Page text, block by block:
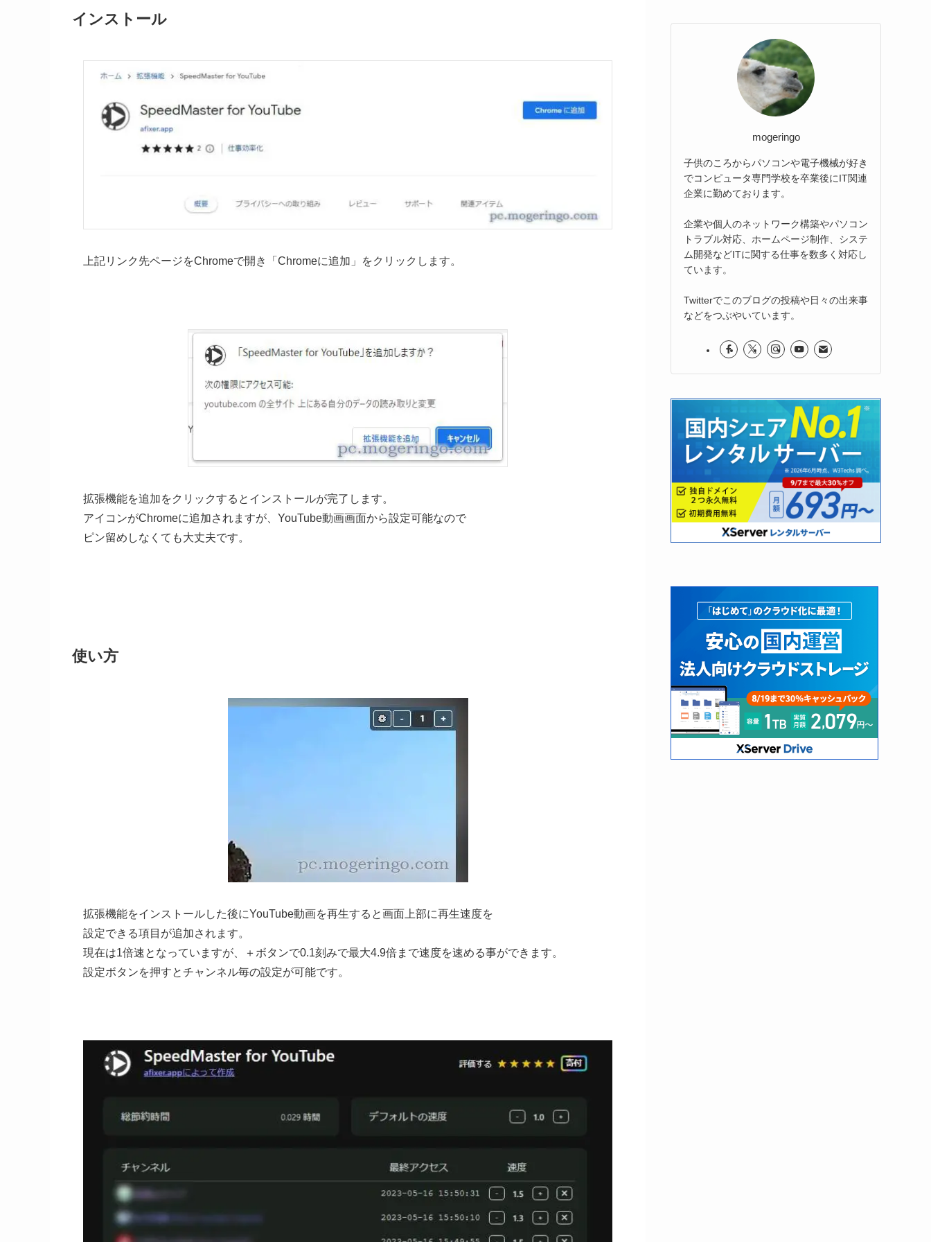
インストール
上記リンク先ページをChromeで開き「Chromeに追加」をクリックします。
拡張機能を追加をクリックするとインストールが完了します。
アイコンがChromeに追加されますが、YouTube動画画面から設定可能なので
ピン留めしなくても大丈夫です。
使い方
拡張機能をインストールした後にYouTube動画を再生すると画面上部に再生速度を
設定できる項目が追加されます。
現在は1倍速となっていますが、＋ボタンで0.1刻みで最大4.9倍まで速度を速める事ができます。
設定ボタンを押すとチャンネル毎の設定が可能です。
mogeringo
子供のころからパソコンや電子機械が好き
でコンピュータ専門学校を卒業後にIT関連
企業に勤めております。
企業や個人のネットワーク構築やパソコン
トラブル対応、ホームページ制作、システ
ム開発などITに関する仕事を数多く対応し
ています。
Twitterでこのブログの投稿や日々の出来事
などをつぶやいています。